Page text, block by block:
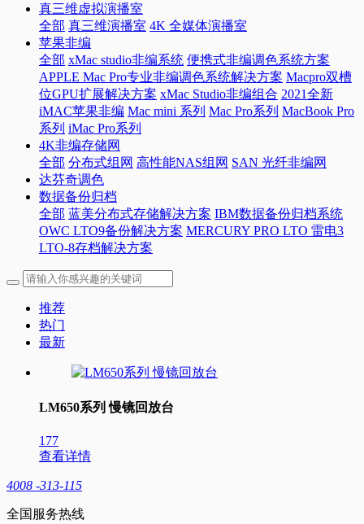
真三维虚拟演播室
全部 真三维演播室 4K 全媒体演播室
苹果非编
全部 xMac studio非编系统 便携式非编调色系统方案
APPLE Mac Pro专业非编调色系统解决方案 Macpro双槽
位GPU扩展解决方案 xMac Studio非编组合 2021全新
iMAC苹果非编 Mac mini 系列 Mac Pro系列 MacBook Pro
系列 iMac Pro系列
4K非编存储网
全部 分布式组网 高性能NAS组网 SAN 光纤非编网
达芬奇调色
数据备份归档
全部 蓝美分布式存储解决方案 IBM数据备份归档系统
OWC LTO9备份解决方案 MERCURY PRO LTO 雷电3
LTO-8存档解决方案
推荐
热门
最新
LM650系列 慢镜回放台
177
查看详情
4008 -313-115
全国服务热线